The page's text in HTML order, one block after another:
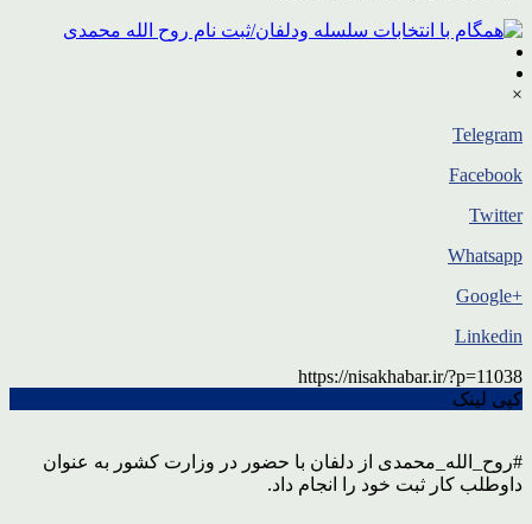
×
Telegram
Facebook
Twitter
Whatsapp
+Google
Linkedin
https://nisakhabar.ir/?p=11038
کپی لینک
#روح_الله_محمدی از دلفان با حضور در وزارت کشور به عنوان
داوطلب کار ثبت خود را انجام داد.